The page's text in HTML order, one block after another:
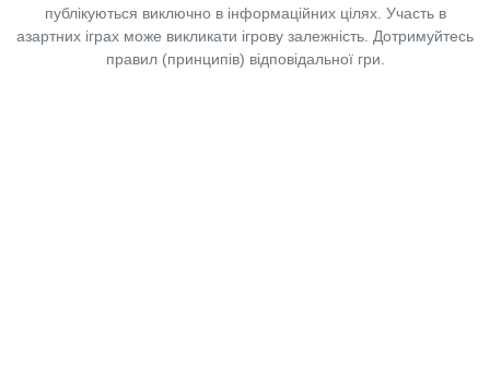
публікуються виключно в інформаційних цілях. Участь в
азартних іграх може викликати ігрову залежність. Дотримуйтесь
правил (принципів) відповідальної гри.